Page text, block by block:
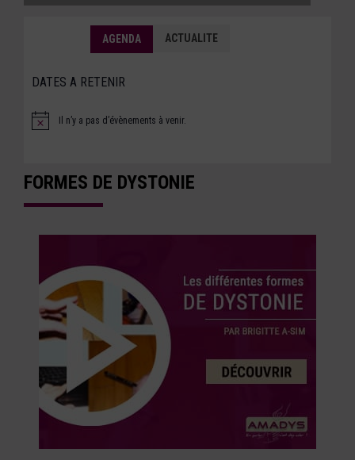
AGENDA ACTUALITE
DATES A RETENIR
Notice Il n’y a pas d’évènements à venir.
FORMES DE DYSTONIE